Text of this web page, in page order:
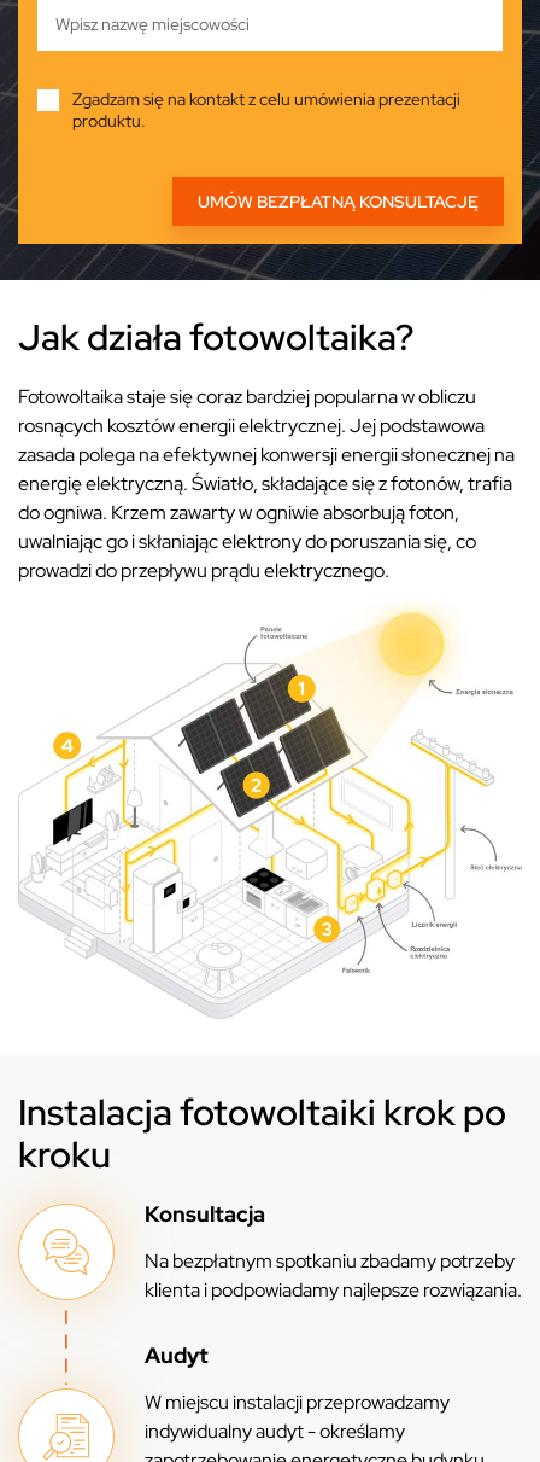
Zgadzam się na kontakt z celu umówienia prezentacji
produktu.
Jak działa fotowoltaika?
Fotowoltaika staje się coraz bardziej popularna w obliczu
rosnących kosztów energii elektrycznej. Jej podstawowa
zasada polega na efektywnej konwersji energii słonecznej na
energię elektryczną. Światło, składające się z fotonów, trafia
do ogniwa. Krzem zawarty w ogniwie absorbują foton,
uwalniając go i skłaniając elektrony do poruszania się, co
prowadzi do przepływu prądu elektrycznego.
Instalacja fotowoltaiki krok po
kroku
Konsultacja
Na bezpłatnym spotkaniu zbadamy potrzeby
klienta i podpowiadamy najlepsze rozwiązania.
Audyt
W miejscu instalacji przeprowadzamy
indywidualny audyt - określamy